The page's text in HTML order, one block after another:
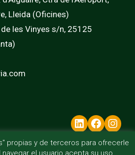
Lleida (Oficines)
les Vinyes s/n, 25125
LinkedIn
propias y de terceros para ofrecerle
el usuario acepta su uso.